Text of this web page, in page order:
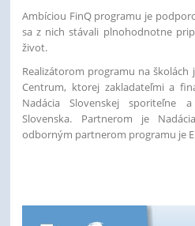
Ambíciou FinQ programu je
sa z nich stávali plnohodnotne
život.
Realizátorom programu na školách
Centrum, ktorej zakladateľmi a
Nadácia Slovenskej sporiteľne
Slovenska. Partnerom je
odborným partnerom programu je